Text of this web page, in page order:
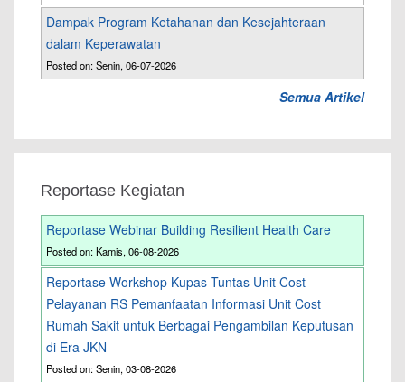
Dampak Program Ketahanan dan Kesejahteraan
dalam Keperawatan
Posted on: Senin, 06-07-2026
Semua Artikel
Reportase Kegiatan
Reportase Webinar Building Resilient Health Care
Posted on: Kamis, 06-08-2026
Reportase Workshop Kupas Tuntas Unit Cost
Pelayanan RS Pemanfaatan Informasi Unit Cost
Rumah Sakit untuk Berbagai Pengambilan Keputusan
di Era JKN
Posted on: Senin, 03-08-2026